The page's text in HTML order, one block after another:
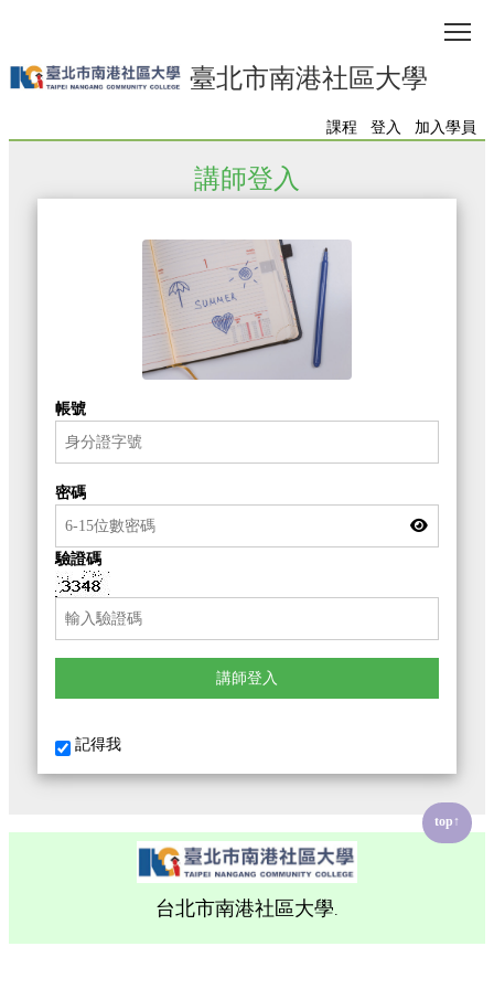
臺北市南港社區大學
課程 登入 加入學員
講師登入
帳號
密碼
驗證碼
講師登入
記得我
台北市南港社區大學
top↑